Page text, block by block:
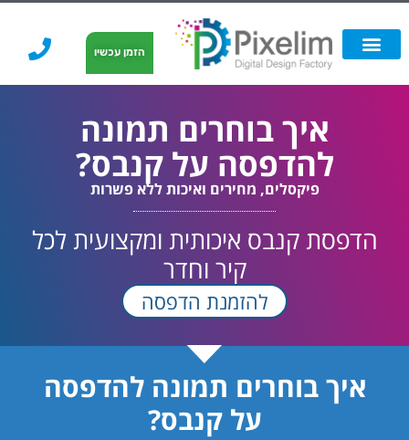
הזמן עכשיו
איך בוחרים תמונה
להדפסה על קנבס?
פיקסלים, מחירים ואיכות ללא פשרות
הדפסת קנבס איכותית ומקצועית לכל
קיר וחדר
להזמנת הדפסה
איך בוחרים תמונה להדפסה
על קנבס?